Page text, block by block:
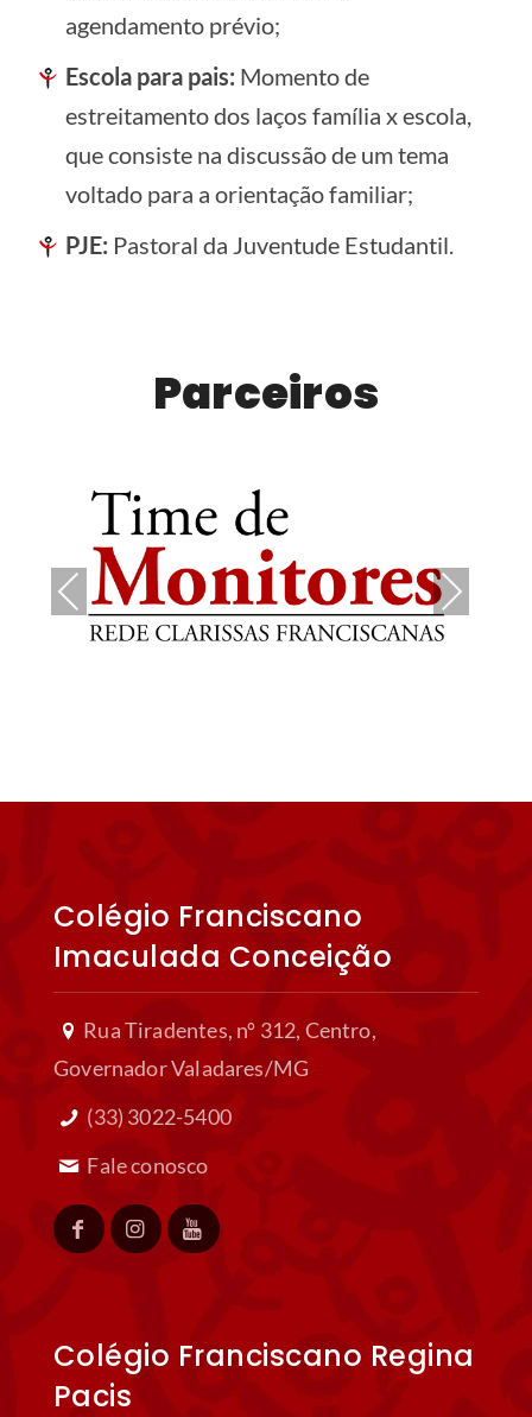
agendamento prévio;
Escola para pais: Momento de
estreitamento dos laços família x escola,
que consiste na discussão de um tema
voltado para a orientação familiar;
PJE: Pastoral da Juventude Estudantil.
Parceiros
Pre
vio
Nex
t
Colégio Franciscano
Imaculada Conceição
Rua Tiradentes, nº 312, Centro,
Governador Valadares/MG
(33) 3022-5400
Fale conosco
Colégio Franciscano Regina
Pacis